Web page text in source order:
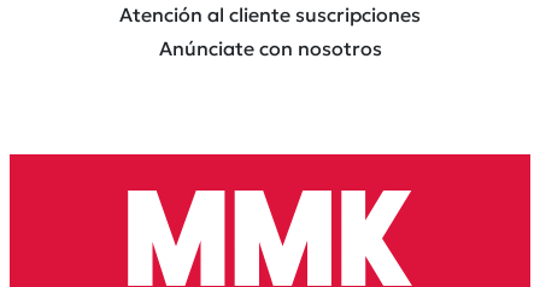
Atención al cliente suscripciones
Anúnciate con nosotros